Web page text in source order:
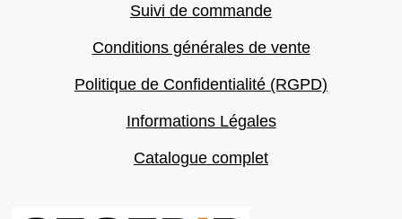
Suivi de commande
Conditions générales de vente
Politique de Confidentialité (RGPD)
Informations Légales
Catalogue complet